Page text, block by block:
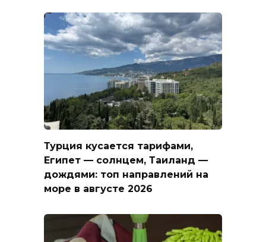
Турция кусается тарифами,
Египет — солнцем, Таиланд —
дождями: топ направлений на
море в августе 2026